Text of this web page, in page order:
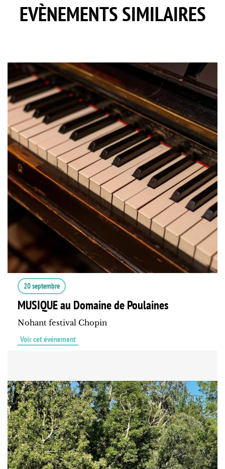
EVÈNEMENTS SIMILAIRES
20 septembre
MUSIQUE au Domaine de Poulaines
Nohant festival Chopin
Voir cet événement